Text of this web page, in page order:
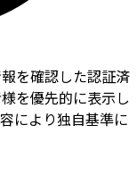
を確認した認証済
を優先的に表示し
により独自基準に